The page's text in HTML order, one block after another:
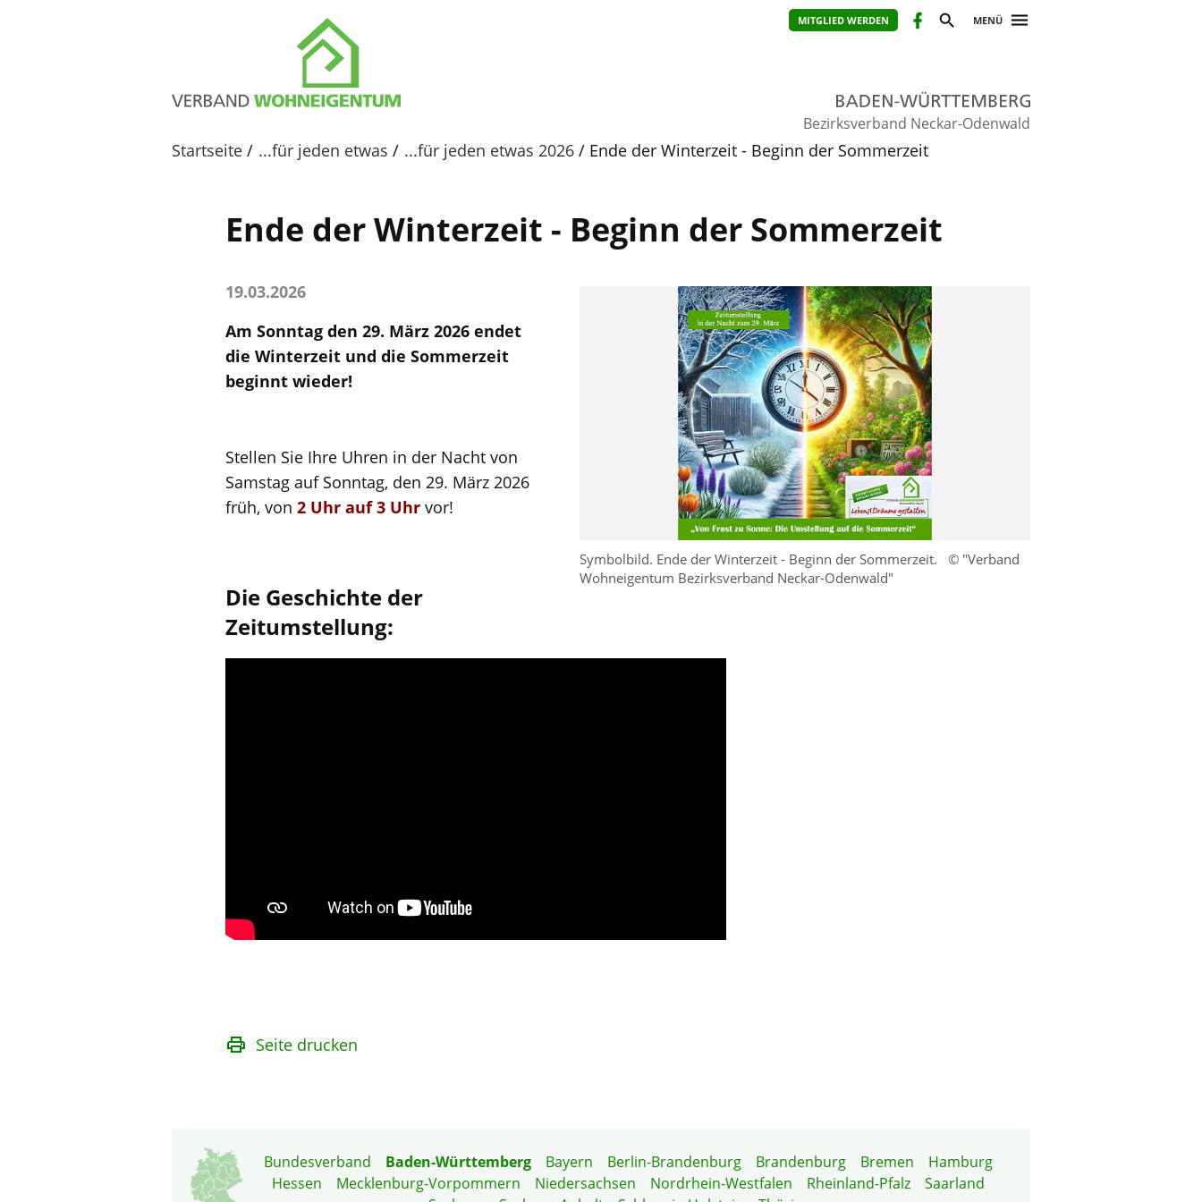
MITGLIED WERDEN MENÜ
Bezirksverband Neckar-Odenwald
Startseite ...für jeden etwas ...für jeden etwas 2026 Ende der Winterzeit - Beginn der Sommerzeit
Ende der Winterzeit - Beginn der Sommerzeit
Symbolbild. Ende der Winterzeit - Beginn der Sommerzeit. © "Verband
Wohneigentum Bezirksverband Neckar-Odenwald"
19.03.2026
Am Sonntag den 29. März 2026 endet
die Winterzeit und die Sommerzeit
beginnt wieder!
Stellen Sie Ihre Uhren in der Nacht von
Samstag auf Sonntag, den 29. März 2026
früh, von 2 Uhr auf 3 Uhr vor!
Die Geschichte der
Zeitumstellung:
Seite drucken
Bundesverband Baden-Württemberg Bayern Berlin-Brandenburg Brandenburg Bremen
Hamburg
Hessen
Mecklenburg-Vorpommern Niedersachsen Nordrhein-Westfalen Rheinland-Pfalz
Saarland